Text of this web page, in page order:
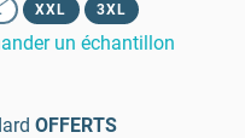
XXL 3XL
un échantillon
OFFERTS